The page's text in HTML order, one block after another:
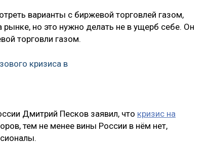
варианты с биржевой торговлей газом,
но это нужно делать не в ущерб себе. Он
торговли газом.
кризиса в
Дмитрий Песков заявил, что кризис на
тем не менее вины России в нём нет,